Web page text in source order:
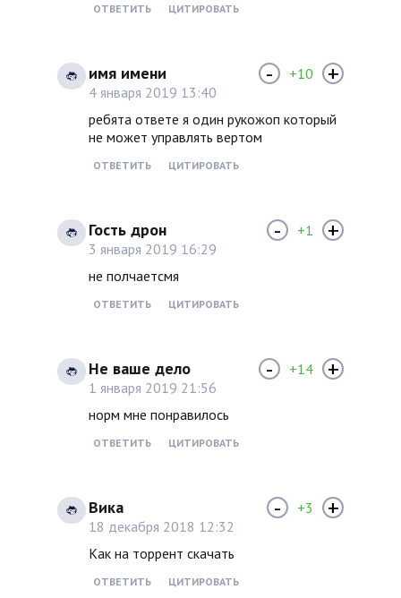
ОТВЕТИТЬ ЦИТИРОВАТЬ
имя имени
4 января 2019 13:40
ребята ответе я один рукожоп который
не может управлять вертом
ОТВЕТИТЬ ЦИТИРОВАТЬ
- +10 +
Гость дрон
3 января 2019 16:29
не полчаетсмя
ОТВЕТИТЬ ЦИТИРОВАТЬ
- +1 +
Не ваше дело
1 января 2019 21:56
норм мне понравилось
ОТВЕТИТЬ ЦИТИРОВАТЬ
- +14 +
Вика
18 декабря 2018 12:32
Как на торрент скачать
ОТВЕТИТЬ ЦИТИРОВАТЬ
- +3 +